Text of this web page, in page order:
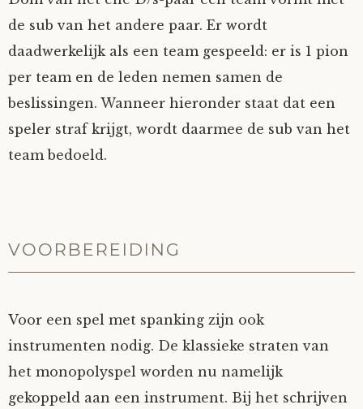
Gralin
Henricus
Jack
Lani
Nyncke
Rozemarijn
de sub van het andere paar. Er wordt
daadwerkelijk als een team gespeeld: er is 1 pion
per team en de leden nemen samen de
beslissingen. Wanneer hieronder staat dat een
speler straf krijgt, wordt daarmee de sub van het
team bedoeld.
VOORBEREIDING
Voor een spel met spanking zijn ook
instrumenten nodig. De klassieke straten van
het monopolyspel worden nu namelijk
gekoppeld aan een instrument. Bij het schrijven